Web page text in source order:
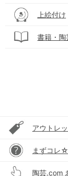
上絵付け
書籍・陶
アウトレ
まずコレ
陶芸.com